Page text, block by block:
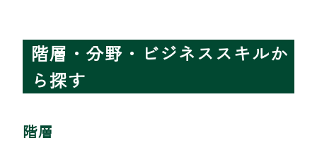
階層・分野・ビジネススキルか
ら探す
階層